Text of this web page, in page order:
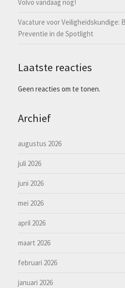
Volvo vandaag nog!
Vacature voor Veiligheidskundige:
Preventie in de Spotlight
Laatste reacties
Geen reacties om te tonen.
Archief
augustus 2026
juli 2026
juni 2026
mei 2026
april 2026
maart 2026
februari 2026
januari 2026